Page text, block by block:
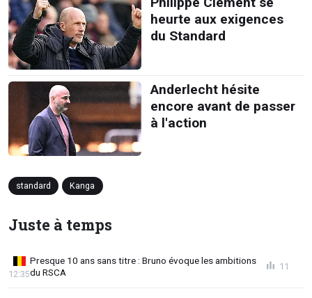
heurte aux exigences
du Standard
Anderlecht hésite
encore avant de passer
à l'action
standard Kanga
Juste à temps
Presque 10 ans sans titre : Bruno évoque les ambitions
du RSCA
12:35
11